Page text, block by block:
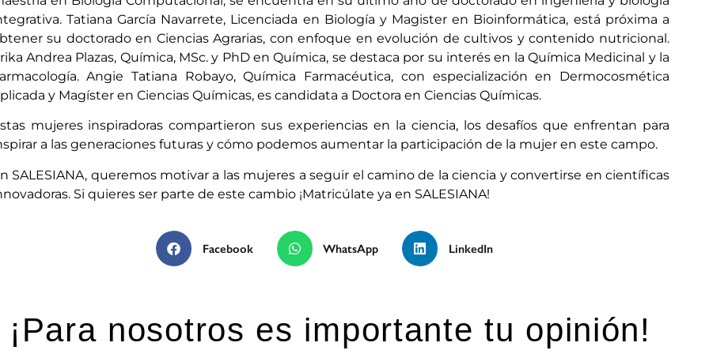
Tatiana García Navarrete, Licenciada en Biología y Magister en Bioinformática, está próxima a
su doctorado en Ciencias Agrarias, con enfoque en evolución de cultivos y contenido nutricional.
Andrea Plazas, Química, MSc. y PhD en Química, se destaca por su interés en la Química Medicinal y la
Angie Tatiana Robayo, Química Farmacéutica, con especialización en Dermocosmética
y Magíster en Ciencias Químicas, es candidata a Doctora en Ciencias Químicas.
mujeres inspiradoras compartieron sus experiencias en la ciencia, los desafíos que enfrentan para
a las generaciones futuras y cómo podemos aumentar la participación de la mujer en este campo.
SALESIANA, queremos motivar a las mujeres a seguir el camino de la ciencia y convertirse en científicas
Si quieres ser parte de este cambio ¡Matricúlate ya en SALESIANA!
Facebook WhatsApp LinkedIn
¡Para nosotros es importante tu opinión!